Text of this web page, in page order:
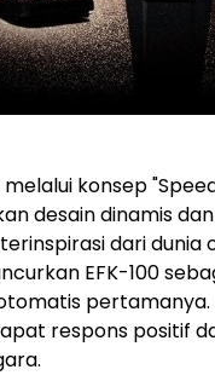
melalui konsep
desain dinamis
dari dunia
EFK-100
pertamanya.
respons positif